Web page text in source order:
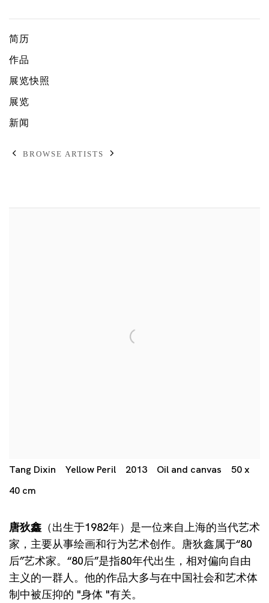
简历
作品
展览快照
展览
新闻
BROWSE ARTISTS
Tang Dixin Yellow Peril 2013 Oil and canvas 50 x
40 cm
唐狄鑫 （出生于1982年）是一位来自上海的当代艺术
家，主要从事绘画和行为艺术创作。唐狄鑫属于“80
后”艺术家。“80后”是指80年代出生，相对偏向自由
主义的一群人。他的作品大多与在中国社会和艺术体
制中被压抑的 "身体 "有关。